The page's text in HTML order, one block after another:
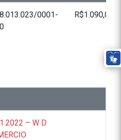
0001-
R$1.090,00
– W D